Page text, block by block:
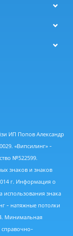
ИП Попов Александр
«Випсилинг» -
№522599.
знаков и знаков
г. Информация о
использования знака
- натяжные потолки
Минимальная
справочно-